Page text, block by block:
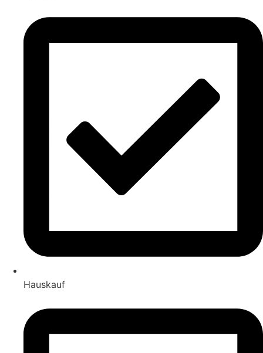
Hauskauf